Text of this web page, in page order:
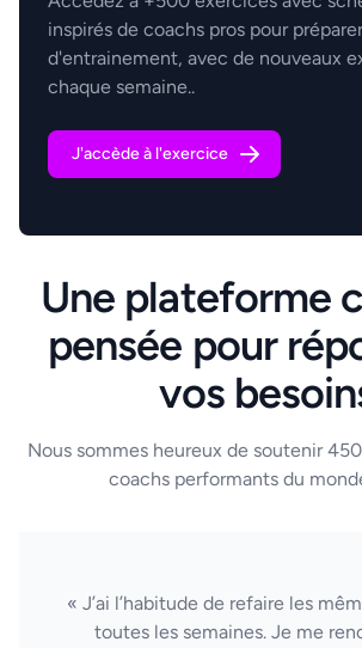
inspirés de coachs pros pour
d'entrainement, avec de nouveaux
chaque semaine..
J'accède à l'exercice
Une plateforme
pensée pour
vos
Nous sommes heureux de soutenir
coachs performants du
« J’ai l’habitude de refaire les
toutes les semaines. Je me